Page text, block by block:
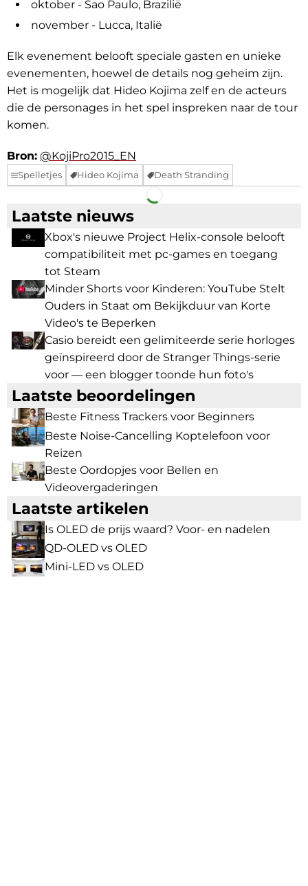
oktober - Sao Paulo, Brazilië
november - Lucca, Italië
Elk evenement belooft speciale gasten en unieke
evenementen, hoewel de details nog geheim zijn.
Het is mogelijk dat Hideo Kojima zelf en de acteurs
die de personages in het spel inspreken naar de tour
komen.
Bron: @KojiPro2015_EN
Spelletjes Hideo Kojima Death Stranding
Facebook Telegram
Laatste nieuws
Xbox's nieuwe Project Helix-console belooft
compatibiliteit met pc-games en toegang
tot Steam
Minder Shorts voor Kinderen: YouTube Stelt
Ouders in Staat om Bekijkduur van Korte
Video's te Beperken
Casio bereidt een gelimiteerde serie horloges
geïnspireerd door de Stranger Things-serie
voor — een blogger toonde hun foto's
Laatste beoordelingen
Beste Fitness Trackers voor Beginners
Beste Noise-Cancelling Koptelefoon voor
Reizen
Beste Oordopjes voor Bellen en
Videovergaderingen
Laatste artikelen
Is OLED de prijs waard? Voor- en nadelen
QD-OLED vs OLED
Mini-LED vs OLED